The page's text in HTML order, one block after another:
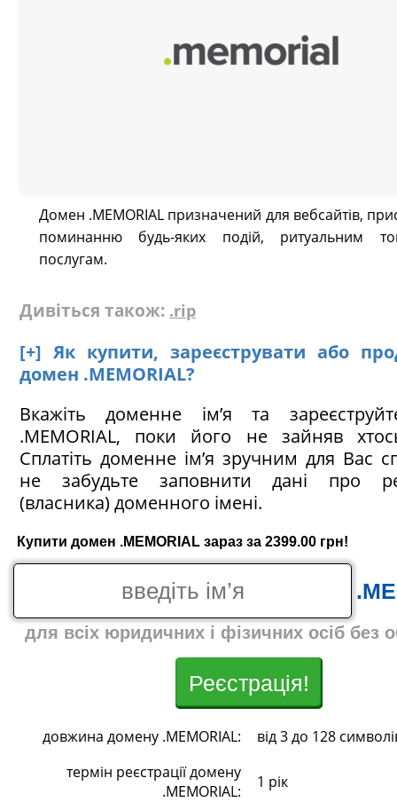
Домен .MEMORIAL призначений для вебсайтів,
поминанню будь-яких подій, ритуальним
послугам.
Дивіться також: .rip
[+] Як купити, зареєструвати або
домен .MEMORIAL?
Вкажіть доменне ім’я та
.MEMORIAL, поки його не зайняв
Сплатіть доменне ім’я зручним для Вас
не забудьте заповнити дані про
(власника) доменного імені.
Купити домен .MEMORIAL зараз за 2399.00 грн!
для всіх юридичних і фізичних осіб без
Реєстрація!
довжина домену .MEMORIAL:
від 3 до 128
термін реєстрації домену
.MEMORIAL:
1 рік